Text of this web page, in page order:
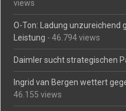
views
O-Ton: Ladung unzureichend
Leistung - 46.794 views
Daimler sucht strategischen
Ingrid van Bergen wettert
46.155 views